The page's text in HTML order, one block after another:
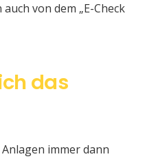
von dem „E-Check
das
immer dann